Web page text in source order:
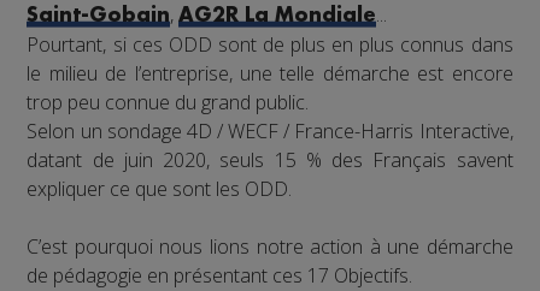
Saint-Gobain,AG2R La Mondiale...
Pourtant, si ces ODD sont de plus en plus connus dans
le milieu de l’entreprise, une telle démarche est encore
trop peu connue du grand public.
Selon un sondage 4D / WECF / France-Harris Interactive,
datant de juin 2020, seuls 15 % des Français savent
expliquer ce que sont les ODD.
C’est pourquoi nous lions notre action à une démarche
de pédagogie en présentant ces 17 Objectifs.